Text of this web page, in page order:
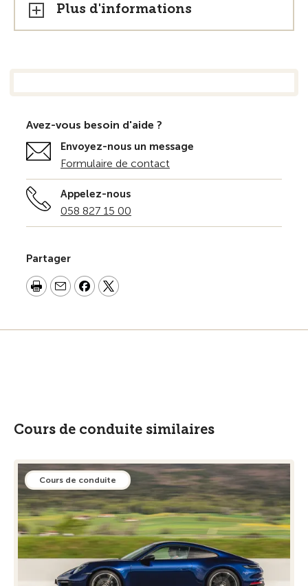
Plus d'informations
Avez-vous besoin d'aide ?
Envoyez-nous un message
Formulaire de contact
Appelez-nous
058 827 15 00
Partager
Cours de conduite similaires
Cours de conduite